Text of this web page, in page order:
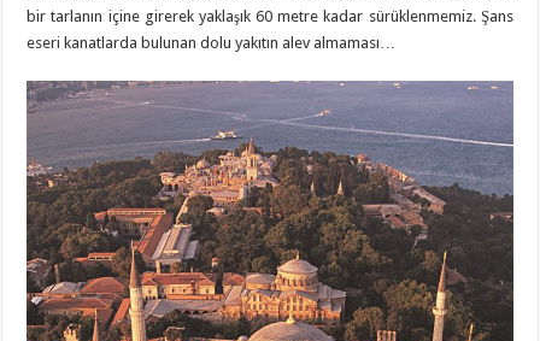
bir tarlanın içine girerek yaklaşık 60 metre kadar sürüklenmemiz. Şans
eseri kanatlarda bulunan dolu yakıtın alev almaması…